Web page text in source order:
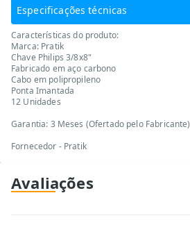
Especificações técnicas
Características do produto:
Marca: Pratik
Chave Philips 3/8x8"
Fabricado em aço carbono
Cabo em polipropileno
Ponta Imantada
12 Unidades
Garantia: 3 Meses (Ofertado pelo Fabricante)
Fornecedor - Pratik
Avaliações